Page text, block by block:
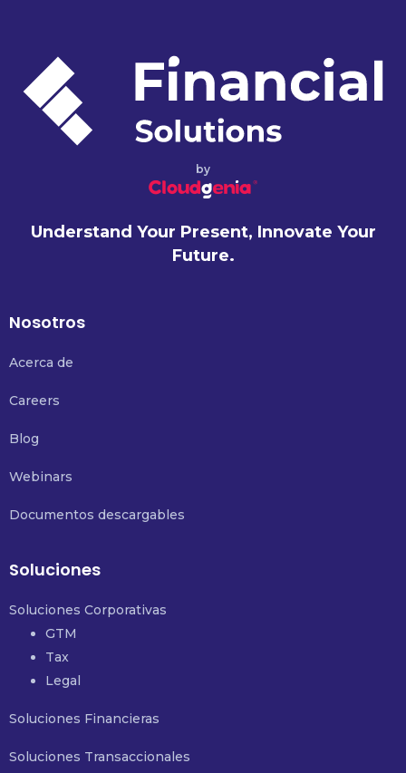
by
Understand Your Present, Innovate Your
Future.
Nosotros
Acerca de
Careers
Blog
Webinars
Documentos descargables
Soluciones
Soluciones Corporativas
GTM
Tax
Legal
Soluciones Financieras
Soluciones Transaccionales